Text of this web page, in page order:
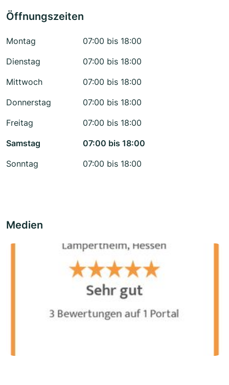
Öffnungszeiten
Montag
07:00 bis 18:00
Dienstag
07:00 bis 18:00
Mittwoch
07:00 bis 18:00
Donnerstag
07:00 bis 18:00
Freitag
07:00 bis 18:00
Samstag
07:00 bis 18:00
Sonntag
07:00 bis 18:00
Medien